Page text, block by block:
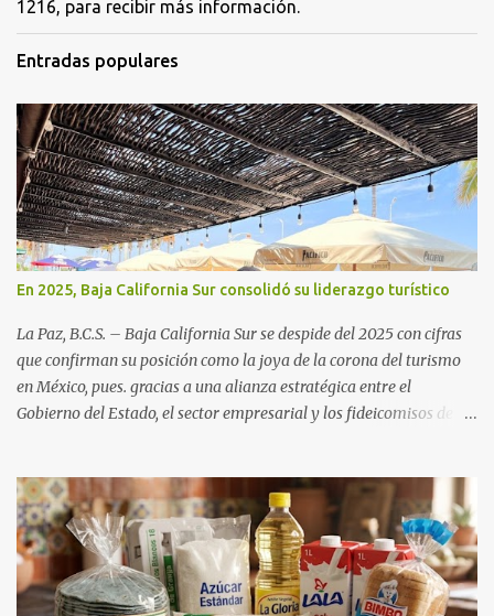
1216, para recibir más información.
Entradas populares
En 2025, Baja California Sur consolidó su liderazgo turístico
La Paz, B.C.S. – Baja California Sur se despide del 2025 con cifras
que confirman su posición como la joya de la corona del turismo
en México, pues. gracias a una alianza estratégica entre el
Gobierno del Estado, el sector empresarial y los fideicomisos de
una derrama económica sin precedentes. Las proyecciones para
este periodo vacacional son optimistas, con un promedio estatal
que supera el 70% . Sin embargo, la sorpresa del año la ha dado el
norte del estado. Comondú encabeza las expectativas con un
impresionante 89% de ocupación, impulsado por el interés